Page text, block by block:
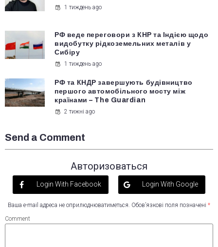
1 тиждень ago
РФ веде переговори з КНР та Індією щодо
видобутку рідкоземельних металів у
Сибіру
1 тиждень ago
РФ та КНДР завершують будівництво
першого автомобільного мосту між
країнами – The Guardian
2 тижні ago
Send a Comment
Авторизоваться
Login With Facebook Login With Google
Ваша e-mail адреса не оприлюднюватиметься. Обов’язкові поля позначені *
Comment